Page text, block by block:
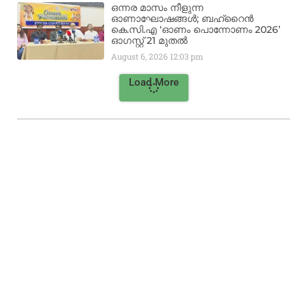
ഒന്നര മാസം നീളുന്ന
ഓണാഘോഷങ്ങൾ; ബഹ്‌റൈൻ
കെ.സി.എ ‘ഓണം പൊന്നോണം 2026’
ഓഗസ്റ്റ് 21 മുതൽ
August 6, 2026 12:03 pm
Load More